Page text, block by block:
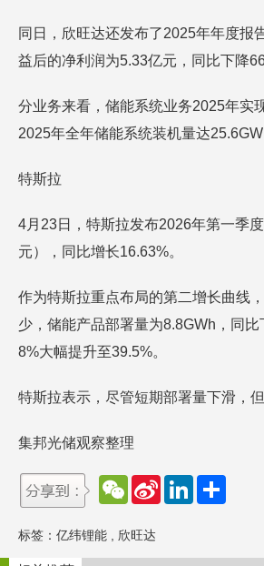
同日，欣旺达还发布了2025年年度报
益后的净利润为5.33亿元，同比下降
分业务来看，储能系统业务2025年实
2025年全年储能系统装机量达
特斯拉
4月23日，特斯拉发布2026年第一季
元），同比增长16.63%。
作为特斯拉重点布局的第二增长曲线
少，储能产品部署量为8.8GWh，同
8%大幅提升至39.5%。
特斯拉表示，尽管短期部署量下滑，
集邦光储观察整理
W
e
a
t
S
e
L
d
标签： 亿纬锂能 欣旺达